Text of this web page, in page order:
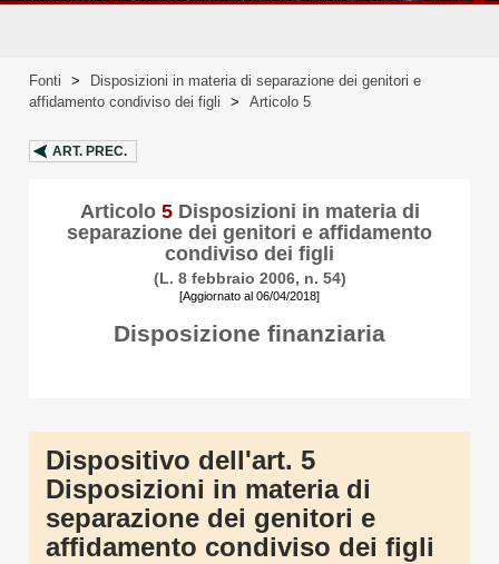
Fonti >
Disposizioni in materia di separazione dei genitori e
affidamento condiviso dei figli
> Articolo 5
ART. PREC.
Articolo 5Disposizioni in materia di
separazione dei genitori e affidamento
condiviso dei figli
(L. 8 febbraio 2006, n. 54)
[Aggiornato al 06/04/2018]
Disposizione finanziaria
Dispositivo dell'art. 5
Disposizioni in materia di
separazione dei genitori e
affidamento condiviso dei figli